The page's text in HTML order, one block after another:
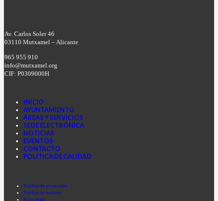
Av. Carlos Soler 46
03110 Mutxamel – Alicante
965 955 910
info@mutxamel.org
CIF: P0309000H
INICIO
AYUNTAMIENTO
ÁREAS Y SERVICIOS
SEDE ELECTRÓNICA
NOTICIAS
EVENTOS
CONTACTO
POLÍTICA DE CALIDAD
Política de privacidad
Política de cookies
Aviso legal